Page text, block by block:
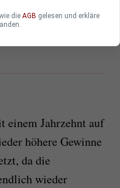
einem Jahrzehnt auf
höhere Gewinne
da die
wieder
die AGB gelesen und erkläre